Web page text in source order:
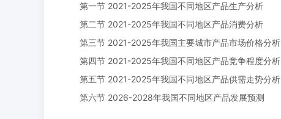
第一节 2021-2025年我国不同地区产品生产分析
第二节 2021-2025年我国不同地区产品消费分析
第三节 2021-2025年我国主要城市产品市场价格分析
第四节 2021-2025年我国不同地区产品竞争程度分析
第五节 2021-2025年我国不同地区产品供需走势分析
第六节 2026-2028年我国不同地区产品发展预测